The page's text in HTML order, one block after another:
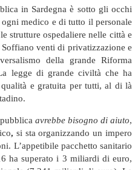
in Sardegna è sotto gli occhi
medico e di tutto il personale
strutture ospedaliere nelle città e
venti di privatizzazione e
della grande Riforma
legge di grande civiltà che ha
qualità e gratuita per tutti, al di là
avrebbe bisogno di aiuto,
, si sta organizzando un impero
L’appetibile pacchetto sanitario
ha superato i 3 miliardi di euro,